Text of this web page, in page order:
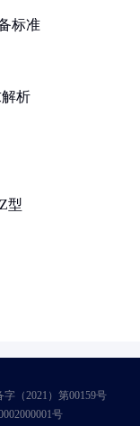
标准
析
型
（2021）第00159号
号